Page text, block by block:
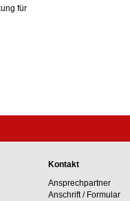
für
Kontakt
Ansprechpartner
Anschrift / Formular